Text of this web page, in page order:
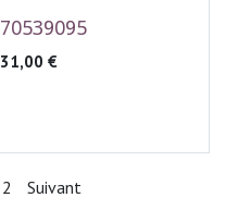
70539095
31,00 €
2 Suivant